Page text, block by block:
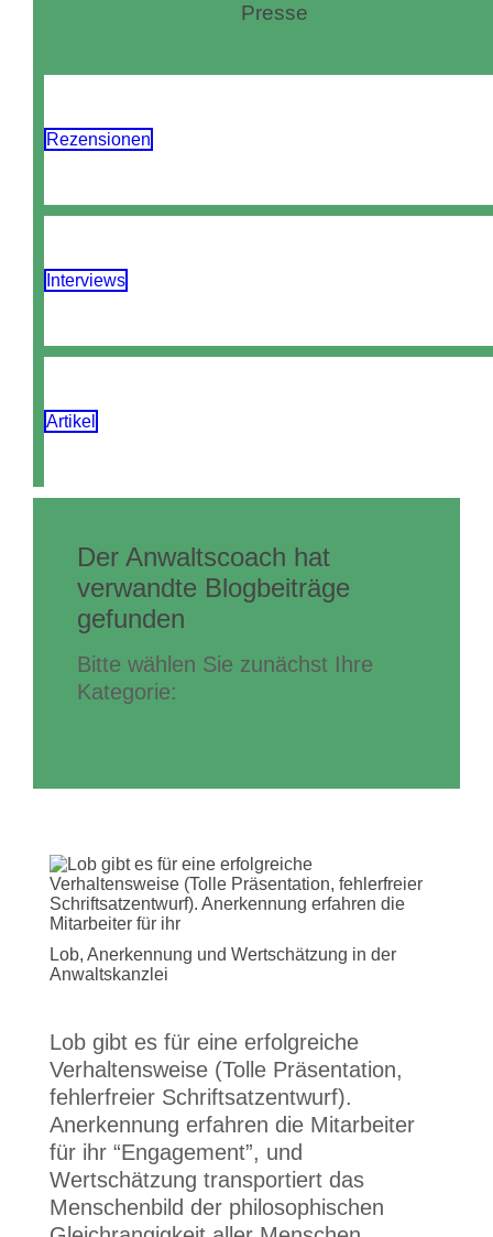
Presse
Rezensionen
Interviews
Artikel
Der Anwaltscoach hat
verwandte Blogbeiträge
gefunden
Bitte wählen Sie zunächst Ihre
Kategorie:
Lob, Anerkennung und Wertschätzung in der
Anwaltskanzlei
Lob gibt es für eine erfolgreiche
Verhaltensweise (Tolle Präsentation,
fehlerfreier Schriftsatzentwurf).
Anerkennung erfahren die Mitarbeiter
für ihr “Engagement”, und
Wertschätzung transportiert das
Menschenbild der philosophischen